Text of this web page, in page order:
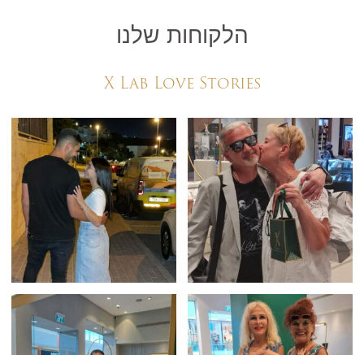
הלקוחות שלנו
X Lab Love Stories